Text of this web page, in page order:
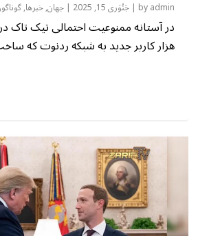
byadmin
|جَنُوَری 15, 2025 |جهان,خبرها,
در آستانه ممنوعیت احتمالی تیک تاک
هزار کاربر جدید به شبکه ردنوت که